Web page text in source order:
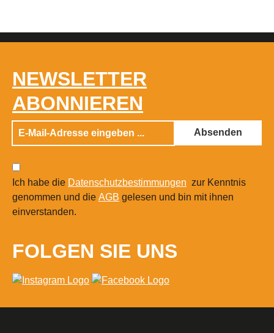
NEWSLETTER
ABONNIEREN
Absenden
Ich habe die Datenschutzbestimmungen zur Kenntnis
genommen und die AGB gelesen und bin mit ihnen
einverstanden.
FOLGEN SIE UNS